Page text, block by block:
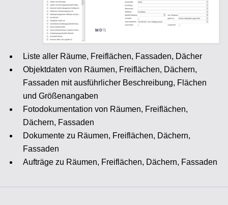
Liste aller Räume, Freiflächen, Fassaden, Dächer
Objektdaten von Räumen, Freiflächen, Dächern,
Fassaden mit ausführlicher Beschreibung, Flächen
und Größenangaben
Fotodokumentation von Räumen, Freiflächen,
Dächern, Fassaden
Dokumente zu Räumen, Freiflächen, Dächern,
Fassaden
Aufträge zu Räumen, Freiflächen, Dächern, Fassaden